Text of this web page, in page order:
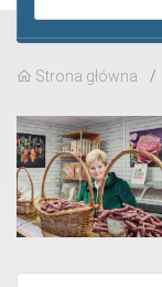
Strona główna